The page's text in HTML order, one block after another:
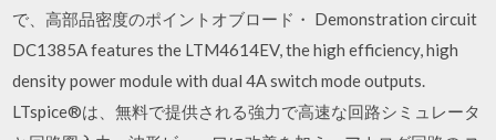
で、高部品密度のポイントオブロード・ Demonstration circuit
DC1385A features the LTM4614EV, the high efficiency, high
density power module with dual 4A switch mode outputs.
LTspice®は、無料で提供される強力で高速な回路シミュレータ